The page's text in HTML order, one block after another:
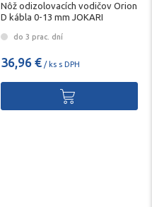
Nôž odizolovacích vodičov Orion
D kábla 0-13 mm JOKARI
do 3 prac. dní
36,96 € / ks s DPH